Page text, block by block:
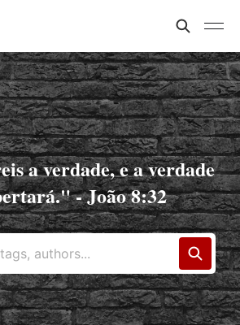
a verdade, e a verdade
- João 8:32
authors...